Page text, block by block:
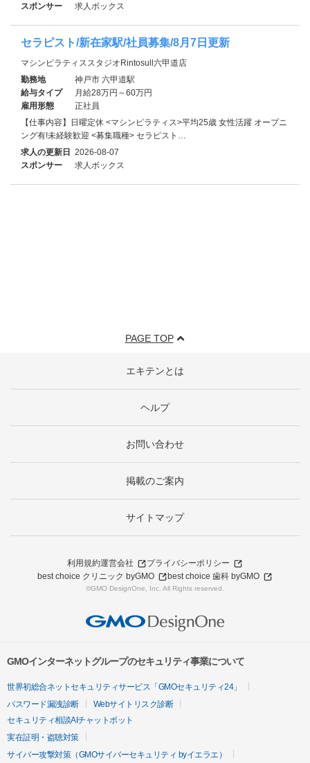
スポンサー
求人ボックス
セラピスト/新在家駅/社員募集/8月7日更新
マシンピラティススタジオRintosull六甲道店
勤務地
神戸市 六甲道駅
給与タイプ
月給28万円～60万円
雇用形態
正社員
【仕事内容】日曜定休 <マシンピラティス>平均25歳 女性活躍 オープニ
ング有!未経験歓迎 <募集職種> セラピスト…
求人の更新日 2026-08-07
スポンサー
求人ボックス
PAGE TOP
エキテンとは
ヘルプ
お問い合わせ
掲載のご案内
サイトマップ
利用規約運営会社
プライバシーポリシー
best choice クリニック byGMO
best choice 歯科 byGMO
©GMO DesignOne, Inc. All Rights reserved.
GMOインターネットグループのセキュリティ事業について
世界初総合ネットセキュリティサービス「GMOセキュリティ24」
パスワード漏洩診断
Webサイトリスク診断
セキュリティ相談AIチャットボット
実在証明・盗聴対策
サイバー攻撃対策（GMOサイバーセキュリティ byイエラエ）